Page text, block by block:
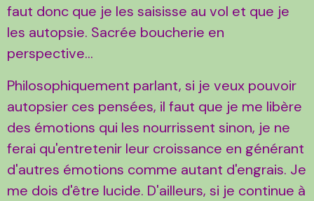
faut donc que je les saisisse au vol et que je
les autopsie. Sacrée boucherie en
perspective...
Philosophiquement parlant, si je veux pouvoir
autopsier ces pensées, il faut que je me libère
des émotions qui les nourrissent sinon, je ne
ferai qu'entretenir leur croissance en générant
d'autres émotions comme autant d'engrais. Je
me dois d'être lucide. D'ailleurs, si je continue à